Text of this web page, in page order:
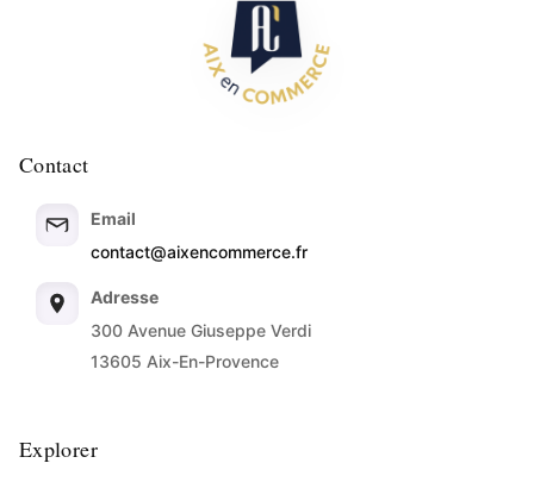
Contact
Email
contact@aixencommerce.fr
Adresse
300 Avenue Giuseppe Verdi
13605 Aix-En-Provence
Explorer